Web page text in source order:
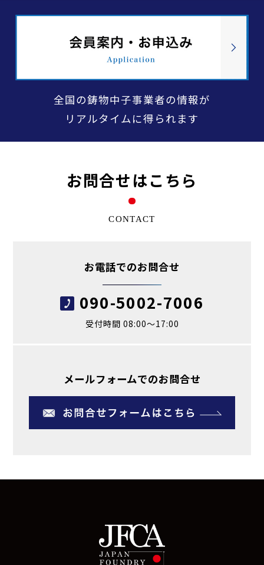
全国の鋳物中子事業者の情報が
リアルタイムに得られます
お問合せはこちら
CONTACT
お電話でのお問合せ
090-5002-7006
受付時間 08:00～17:00
メールフォームでのお問合せ